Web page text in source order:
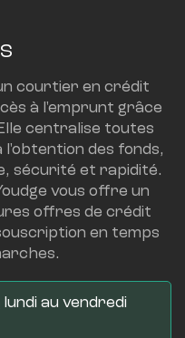
courtier en crédit
à l'emprunt grâce
centralise toutes
l'obtention des fonds,
sécurité et rapidité.
vous offre un
offres de crédit
en temps
lundi au vendredi